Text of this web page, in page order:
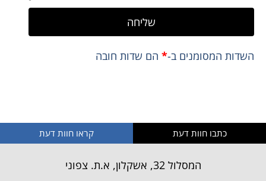
שליחה
השדות המסומנים ב-* הם שדות חובה
כתבו חוות דעת קראו חוות דעת
המסלול 32, אשקלון, א.ת. צפוני